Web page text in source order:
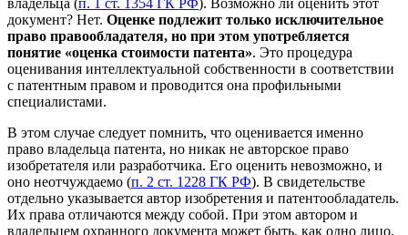
документ? Нет. Оценке подлежит только исключительное
право правообладателя, но при этом употребляется
понятие «оценка стоимости патента». Это процедура
оценивания интеллектуальной собственности в соответствии
с патентным правом и проводится она профильными
специалистами.
В этом случае следует помнить, что оценивается именно
право владельца патента, но никак не авторское право
изобретателя или разработчика. Его оценить невозможно, и
оно неотчуждаемо (п. 2 ст. 1228 ГК РФ). В свидетельстве
отдельно указывается автор изобретения и патентообладатель.
Их права отличаются между собой. При этом автором и
владельцем охранного документа может быть, как одно лицо,